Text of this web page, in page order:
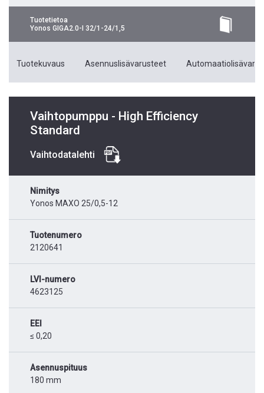
Tuotetietoa
Yonos GIGA2.0-I 32/1-24/1,5
Tuotekuvaus Asennuslisävarusteet
Vaihtopumppu - High Efficiency
Standard
Vaihtodatalehti
Nimitys
Yonos MAXO 25/0,5-12
Tuotenumero
2120641
LVI-numero
4623125
EEI
≤ 0,20
Asennuspituus
180 mm